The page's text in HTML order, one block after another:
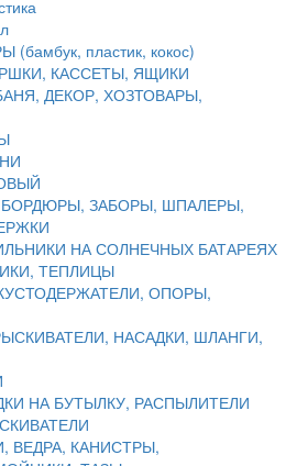
пластик, кокос)
КАССЕТЫ, ЯЩИКИ
ДЕКОР, ХОЗТОВАРЫ,
БОРДЮРЫ, ЗАБОРЫ, ШПАЛЕРЫ,
НА СОЛНЕЧНЫХ БАТАРЕЯХ
ТЕПЛИЦЫ
ОПОРЫ,
НАСАДКИ, ШЛАНГИ,
НА БУТЫЛКУ, РАСПЫЛИТЕЛИ
ВЕДРА, КАНИСТРЫ,